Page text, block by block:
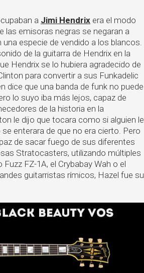
a Jimi Hendrix era el modo
las emisoras negras se negaran a
especie de vendido a los blancos.
de la guitarra de Hendrix en la
Hendrix se lo hubiera agradecido de
para convertir a sus Funkadelic
dice que una banda de funk no puede
lo suyo iba más lejos, capaz de
de la historia en la
le dijo que tocara como si alguien le
enterara de que no era cierto. Pero
de sacar fuego de sus diferentes
Stratocasters, utilizando múltiples
FZ-1A, el Crybabay Wah o el
guitarristas rímicos, Hazel fue su